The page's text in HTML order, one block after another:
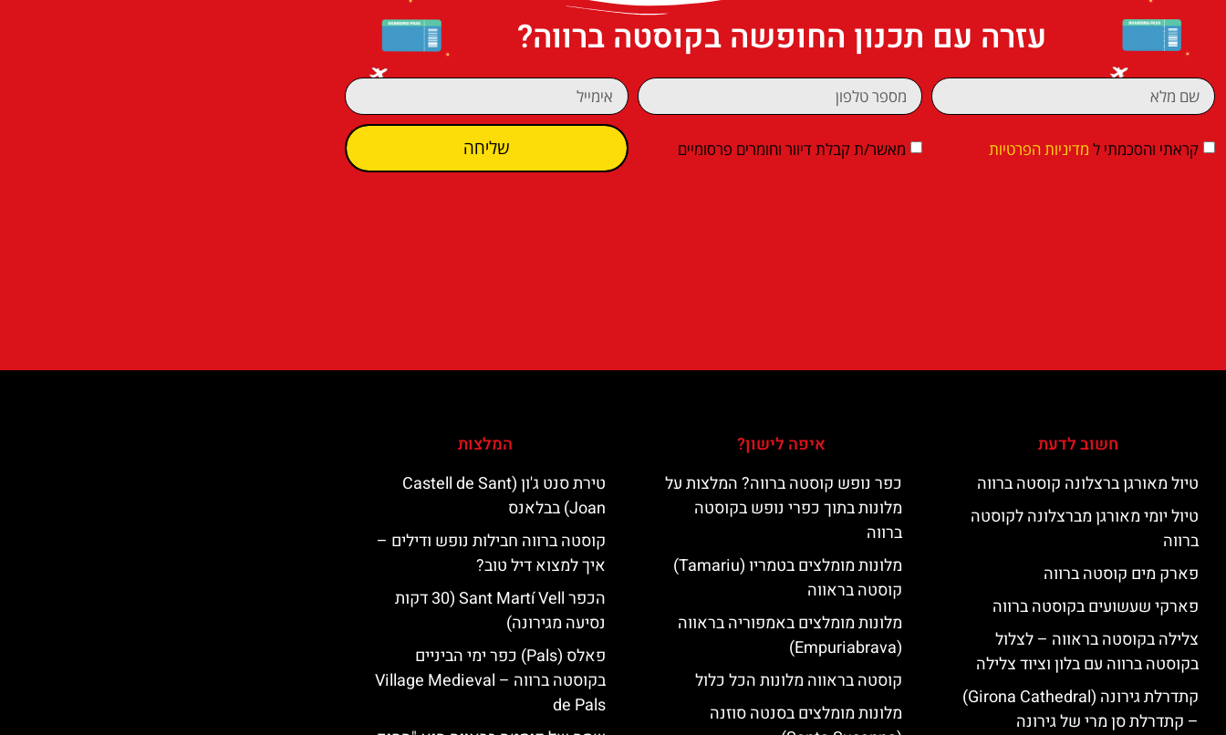
עזרה עם תכנון החופשה בקוסטה ברווה?
קראתי והסכמתי ל מדיניות הפרטיות מאשר/ת קבלת דיוור וחומרים פרסומיים שליחה
חשוב לדעת
טיול מאורגן ברצלונה קוסטה ברווה
טיול יומי מאורגן מברצלונה לקוסטה
ברווה
פארק מים קוסטה ברווה
פארקי שעשועים בקוסטה ברווה
צלילה בקוסטה בראווה – לצלול
בקוסטה ברווה עם בלון וציוד צלילה
קתדרלת גירונה (Girona Cathedral)
– קתדרלת סן מרי של גירונה
איפה לישון?
כפר נופש קוסטה ברווה? המלצות על
מלונות בתוך כפרי נופש בקוסטה
ברווה
מלונות מומלצים בטמריו (Tamariu)
קוסטה בראווה
מלונות מומלצים באמפוריה בראווה
(Empuriabrava)
קוסטה בראווה מלונות הכל כלול
מלונות מומלצים בסנטה סוזנה
המלצות
טירת סנט ג'ון (Castell de Sant
Joan) בבלאנס
קוסטה ברווה חבילות נופש ודילים –
איך למצוא דיל טוב?
הכפר Sant Martí Vell (30 דקות
נסיעה מגירונה)
פאלס (Pals) כפר ימי הביניים
בקוסטה ברווה – ‪‪Village Medieval
de Pals‬‬